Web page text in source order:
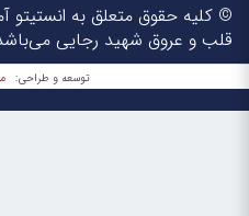
© کلیه حقوق متعلق به انستیتو
قلب و عروق شهید رجایی
توسعه و طراحی: